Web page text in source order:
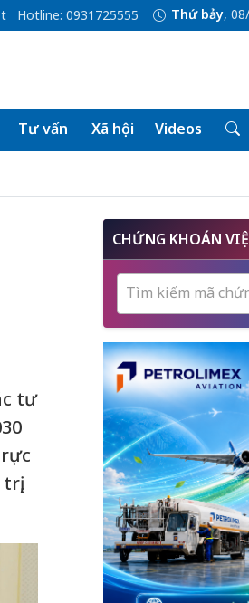
Hotline: 0931725555 Thứ bảy,
Tư vấn Xã hội Videos
tư
CHỨNG KHOÁN
Tìm kiếm mã